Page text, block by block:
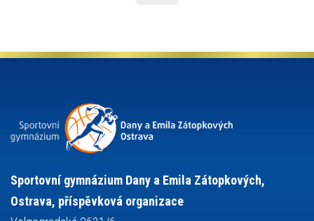
olympiáda dětí a mládeže organizace plavání
snowboarding
sportovní gymnastika sportovní lezení
stolní tenis střelba
teorie sportovní přípravy
tělesná výchova
událost
volejbal
vybavení vysvědčení vzpírání
výuka všesportovní výcvikový kurz
Sportovní gymnázium Dany a Emila Zátopkových,
Ostrava, příspěvková organizace